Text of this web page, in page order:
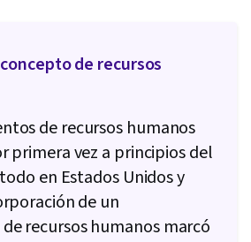
de recursos
de recursos humanos
primera vez a principios del
en Estados Unidos y
de un
recursos humanos marcó